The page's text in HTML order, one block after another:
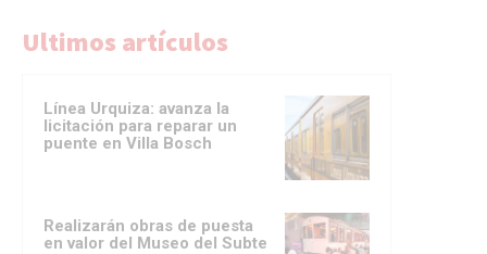
Ultimos artículos
Línea Urquiza: avanza la
licitación para reparar un
puente en Villa Bosch
Realizarán obras de puesta
en valor del Museo del Subte